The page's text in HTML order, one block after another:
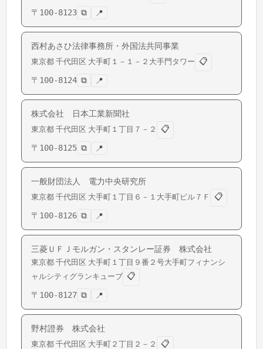
〒 100-8123 ⧉ 📍
西村あさひ法律事務所・外国法共同事業
東京都 千代田区 大手町 １－１－２大手門タワー 📋
〒 100-8124 ⧉ 📍
株式会社 日本工業新聞社
東京都 千代田区 大手町 １丁目７－２
📋
〒 100-8125 ⧉ 📍
一般財団法人 電力中央研究所
東京都 千代田区 大手町 １丁目６－１大手町ビル７Ｆ
📋
〒 100-8126 ⧉ 📍
三菱ＵＦＪモルガン・スタンレー証券 株式会社
東京都 千代田区 大手町 １丁目９番２号大手町フィナンシ
ャルシティグランキューブ 📋
〒 100-8127 ⧉ 📍
野村證券 株式会社
東京都 千代田区 大手町 ２丁目２－２
📋